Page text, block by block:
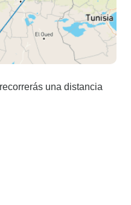
una distancia